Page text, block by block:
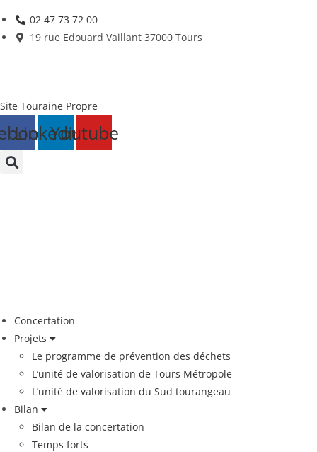
Skip
to
02 47 73 72 00
19 rue Edouard Vaillant 37000 Tours
Site Touraine Propre
LinkedinYoutube
Concertation
Projets
Le programme de prévention des déchets
L’unité de valorisation de Tours Métropole
L’unité de valorisation du Sud tourangeau
Bilan
Bilan de la concertation
Temps forts